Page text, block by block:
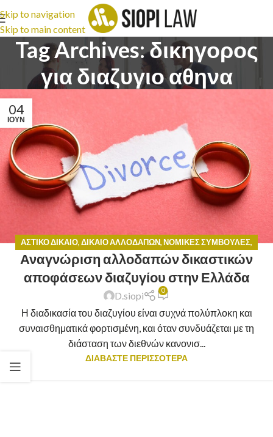
Skip to navigation
Skip to main content
Tag Archives: δικηγορος
για διαζυγιο αθηνα
04
ΙΟΎΝ
ΑΣΤΙΚΌ ΔΊΚΑΙΟ,ΔΊΚΑΙΟ ΑΛΛΟΔΑΠΏΝ,ΝΟΜΙΚΈΣ ΣΥΜΒΟΥΛΈΣ,
ΟΙΚΟΓΕΝΕΙΑΚΌ ΔΊΚΑΙΟ
Αναγνώριση αλλοδαπών δικαστικών
αποφάσεων διαζυγίου στην Ελλάδα
D.siopi 0
Η διαδικασία του διαζυγίου είναι συχνά πολύπλοκη και
συναισθηματικά φορτισμένη, και όταν συνδυάζεται με τη
διάσταση των διεθνών κανονισ...
ΔΙΑΒΑΣΤΕ ΠΕΡΙΣΣΟΤΕΡΑ